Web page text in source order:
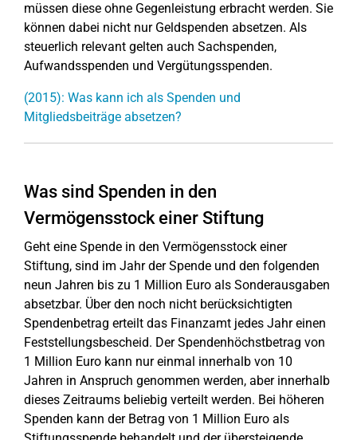
müssen diese ohne Gegenleistung erbracht werden. Sie
können dabei nicht nur Geldspenden absetzen. Als
steuerlich relevant gelten auch Sachspenden,
Aufwandsspenden und Vergütungsspenden.
(2015): Was kann ich als Spenden und
Mitgliedsbeiträge absetzen?
Was sind Spenden in den
Vermögensstock einer Stiftung
Geht eine Spende in den Vermögensstock einer
Stiftung, sind im Jahr der Spende und den folgenden
neun Jahren bis zu 1 Million Euro als Sonderausgaben
absetzbar. Über den noch nicht berücksichtigten
Spendenbetrag erteilt das Finanzamt jedes Jahr einen
Feststellungsbescheid. Der Spendenhöchstbetrag von
1 Million Euro kann nur einmal innerhalb von 10
Jahren in Anspruch genommen werden, aber innerhalb
dieses Zeitraums beliebig verteilt werden. Bei höheren
Spenden kann der Betrag von 1 Million Euro als